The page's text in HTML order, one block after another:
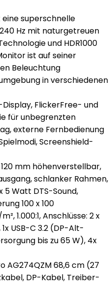
superschnelle
Hz mit naturgetreuen
und HDR1000
ist auf seiner
Beleuchtung
in verschiedenen
FlickerFree- und
für unbegrenzten
externe Fernbedienung
Screenshield-
mm höhenverstellbar,
schlanker Rahmen,
Watt DTS-Sound,
100 x 100
1.000:1, Anschlüsse: 2 x
1x USB-C 3.2 (DP-Alt-
bis zu 65 W), 4x
AG274QZM 68,6 cm (27
DP-Kabel, Treiber-